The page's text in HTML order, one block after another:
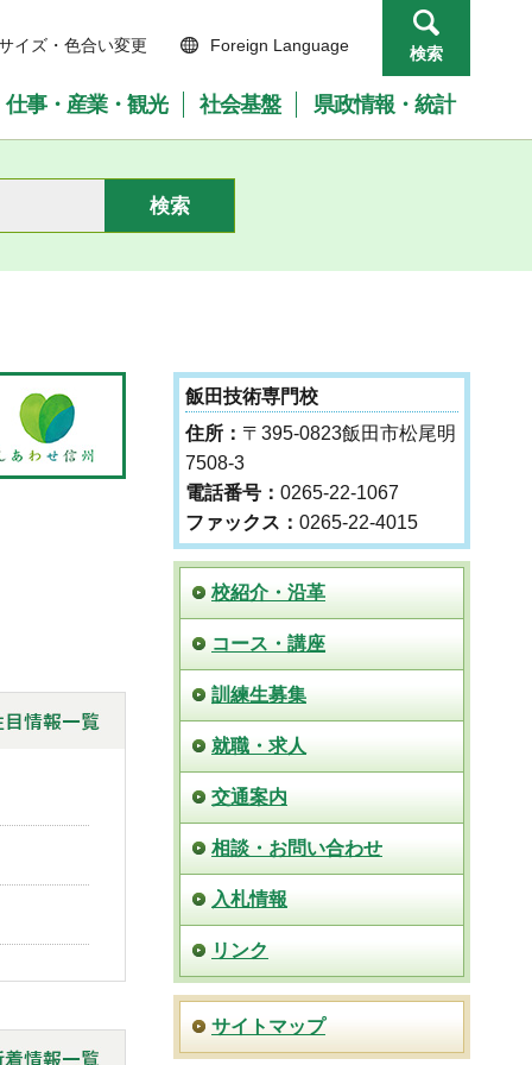
イズ・色合い変更 Foreign Language 検索
仕事・産業・観光 社会基盤 県政情報・統計
飯田技術専門校
住所： 〒395-0823飯田市松尾明
7508-3
電話番号： 0265-22-1067
ファックス： 0265-22-4015
校紹介・沿革
コース・講座
訓練生募集
就職・求人
交通案内
相談・お問い合わせ
入札情報
リンク
サイトマップ